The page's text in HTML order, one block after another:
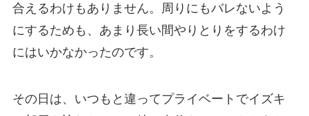
合えるわけもありません。周りにもバレないよう
にするためも、あまり長い間やりとりをするわけ
にはいかなかったのです。
その日は、いつもと違ってプライベートでイズキ